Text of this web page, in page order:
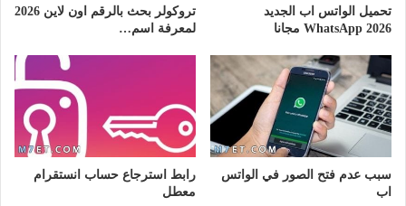
تحميل الواتس اب الجديد
WhatsApp 2026 مجانا
تروكولر بحث بالرقم اون لاين 2026
لمعرفة اسم…
سبب عدم فتح الصور في الواتس
اب
رابط استرجاع حساب انستقرام
معطل